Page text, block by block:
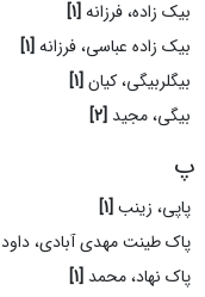
بیک زاده، فرزانه [1]
بیک زاده عباسی، فرزانه [1]
بیگلربیگی، کیان [1]
بیگی، مجید [2]
پ
پاپی، زینب [1]
پاک طینت مهدی آبادی، داود
پاک نهاد، محمد [1]